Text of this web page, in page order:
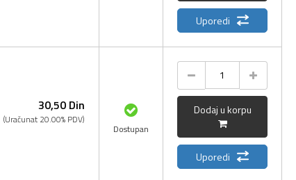
Uporedi
30,50 Din
(Uračunat 20.00% PDV)
Dostupan
Dodaj u korpu
Uporedi